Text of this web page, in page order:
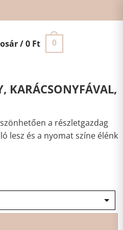
/0 Ft 0
KARÁCSONYFÁVAL,
a részletgazdag
lesz és a nyomat színe élénk